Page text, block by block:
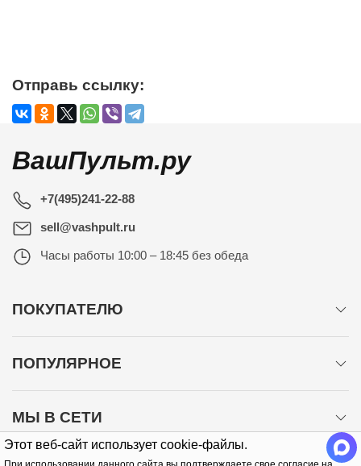
Этот веб-сайт использует cookie-файлы.
Отправь ссылку:
ВашПульт.ру
+7(495)241-22-88
sell@vashpult.ru
Часы работы 10:00 – 18:45 без обеда
ПОКУПАТЕЛЮ
ПОПУЛЯРНОЕ
МЫ В СЕТИ